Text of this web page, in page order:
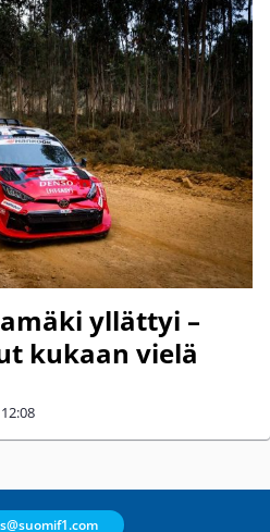
yllättyi –
kukaan vielä
12:08